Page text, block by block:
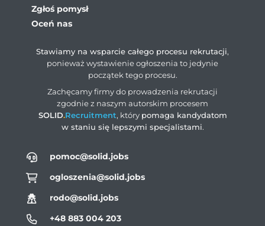
pomoc@solid.jobs
ogloszenia@solid.jobs
rodo@solid.jobs
+48 883 004 203
Zgłoś pomysł
Oceń nas
Stawiamy na wsparcie całego procesu rekrutacji,
ponieważ wystawienie ogłoszenia to jedynie
początek tego procesu.
Zachęcamy firmy do prowadzenia rekrutacji
zgodnie z naszym autorskim procesem
SOLID.Recruitment, który pomaga kandydatom
w staniu się lepszymi specjalistami.